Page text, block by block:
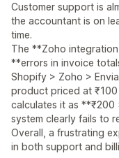
Customer support is
the accountant is on
time.
The **Zoho
**errors in invoice
Shopify > Zoho >
product priced at ₹100
calculates it as **₹200
system clearly fails to
Overall, a frustrating
in both support and